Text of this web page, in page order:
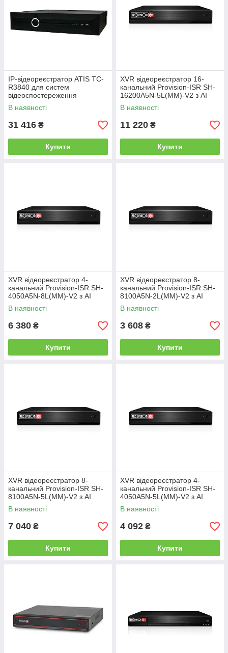
IP-відеореєстратор ATIS TC-
R3840 для систем
відеоспостереження
В наявності
31 416 ₴
Купити
XVR відеореєстратор 16-
канальний Provision-ISR SH-
16200A5N-5L(MM)-V2 з AI
функціями для систем
відеоспостереження
В наявності
11 220 ₴
Купити
XVR відеореєстратор 4-
канальний Provision-ISR SH-
4050A5N-8L(MM)-V2 з AI
функціями для систем
відеоспостереження
В наявності
6 380 ₴
Купити
XVR відеореєстратор 8-
канальний Provision-ISR SH-
8100A5N-2L(MM)-V2 з AI
функціями для систем
відеоспостереження
В наявності
3 608 ₴
Купити
XVR відеореєстратор 8-
канальний Provision-ISR SH-
8100A5N-5L(MM)-V2 з AI
функціями для систем
відеоспостереження
В наявності
7 040 ₴
Купити
XVR відеореєстратор 4-
канальний Provision-ISR SH-
4050A5N-5L(MM)-V2 з AI
функціями для систем
відеоспостереження
В наявності
4 092 ₴
Купити